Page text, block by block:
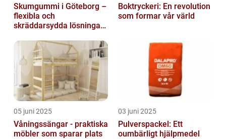
Skumgummi i Göteborg –
flexibla och
skräddarsydda lösningar
Boktryckeri: En revolution
som formar vår värld
05 juni 2025
Våningssängar - praktiska
möbler som sparar plats
03 juni 2025
Pulverspackel: Ett
oumbärligt hjälpmedel